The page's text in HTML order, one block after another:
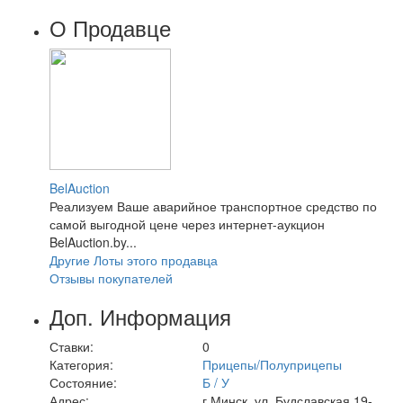
О Продавце
BelAuction
Реализуем Ваше аварийное транспортное средство по
самой выгодной цене через интернет-аукцион
BelAuction.by...
Другие Лоты этого продавца
Отзывы покупателей
Доп. Информация
Ставки:
0
Категория:
Прицепы/Полуприцепы
Состояние:
Б / У